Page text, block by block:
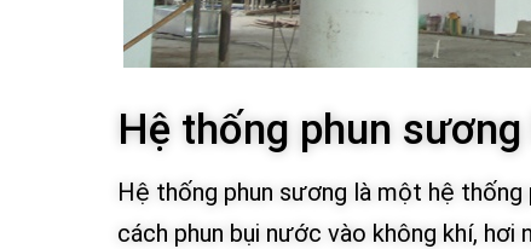
Hệ thống phun sương
Hệ thống phun sương là một hệ
cách phun bụi nước vào không khí,